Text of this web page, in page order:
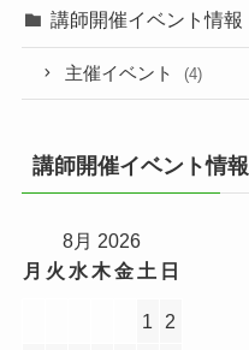
講師開催イベント情報
主催イベント (4)
講師開催イベント情報
8月 2026
月 火 水木金 土 日
1 2